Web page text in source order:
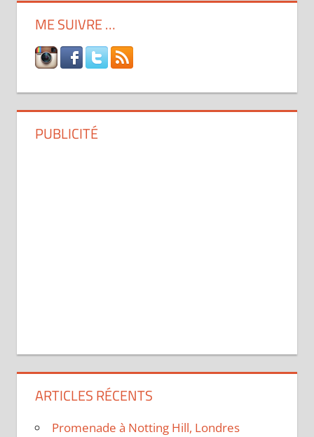
ME SUIVRE …
PUBLICITÉ
ARTICLES RÉCENTS
Promenade à Notting Hill, Londres